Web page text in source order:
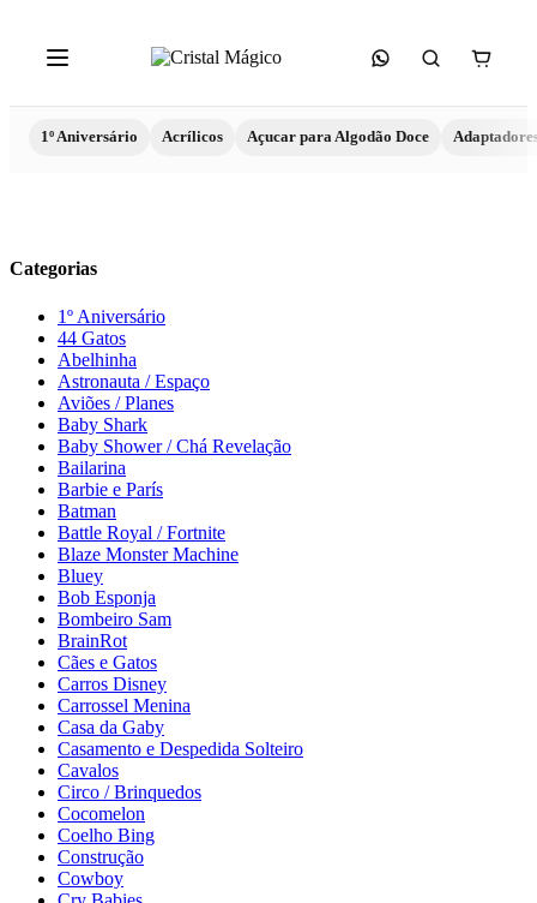
1º Aniversário Acrílicos Açucar para Algodão Doce
Categorias
1º Aniversário
44 Gatos
Abelhinha
Astronauta / Espaço
Aviões / Planes
Baby Shark
Baby Shower / Chá Revelação
Bailarina
Barbie e París
Batman
Battle Royal / Fortnite
Blaze Monster Machine
Bluey
Bob Esponja
Bombeiro Sam
BrainRot
Cães e Gatos
Carros Disney
Carrossel Menina
Casa da Gaby
Casamento e Despedida Solteiro
Cavalos
Circo / Brinquedos
Cocomelon
Coelho Bing
Construção
Cowboy